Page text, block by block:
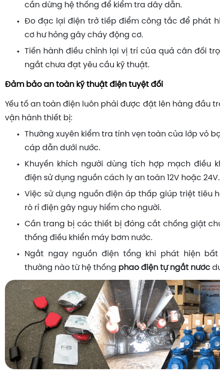
cần dừng hệ thống để kiểm tra dây dẫn.
Đo đạc lại điện trở tiếp điểm công tắc để phát
cơ hư hỏng gây cháy động cơ.
Tiến hành điều chỉnh lại vị trí của quả cân đối
ngắt chưa đạt yêu cầu kỹ thuật.
Đảm bảo an toàn kỹ thuật điện tuyệt đối
Yếu tố an toàn điện luôn phải được đặt lên hàng đầu
vận hành thiết bị:
Thường xuyên kiểm tra tính vẹn toàn của lớp vỏ
cáp dẫn dưới nước.
Khuyến khích người dùng tích hợp mạch điều
điện sử dụng nguồn cách ly an toàn 12V hoặc 24V.
Việc sử dụng nguồn điện áp thấp giúp triệt tiêu
rò rỉ điện gây nguy hiểm cho người.
Cần trang bị các thiết bị đóng cắt chống giật
thống điều khiển máy bơm nước.
Ngắt ngay nguồn điện tổng khi phát hiện
thường nào từ hệ thống phao điện tự ngắt nước